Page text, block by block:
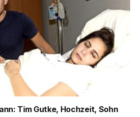
Tim Gutke, Hochzeit, Sohn